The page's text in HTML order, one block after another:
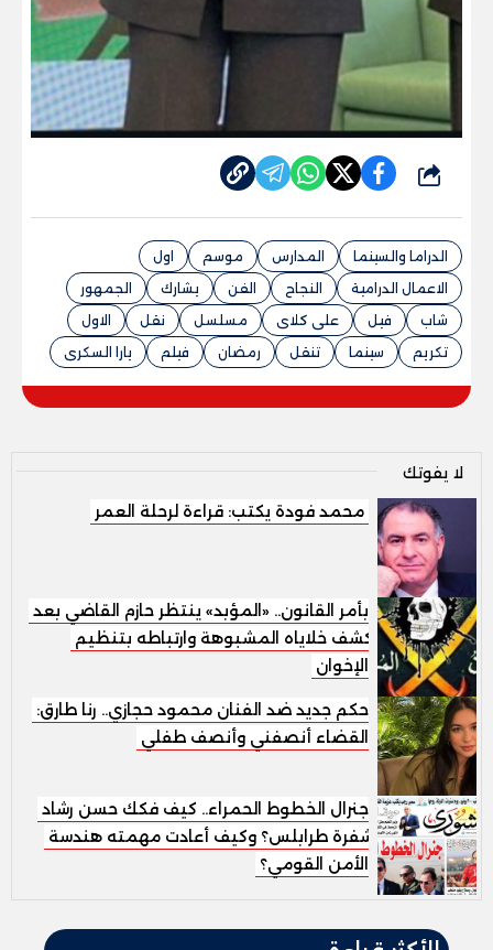
شارك
الدراما والسينما المدارس موسم
اول
الاعمال الدرامية
النجاح الفن يشارك
الجمهور
شاب
فيل على كلاى مسلسل نقل
الاول
تكريم
سينما تنقل رمضان فيلم يارا السكرى
لا يفوتك
محمد فودة يكتب: قراءة لرحلة العمر
بأمر القانون.. «المؤبد» ينتظر حازم القاضي بعد
كشف خلاياه المشبوهة وارتباطه بتنظيم
الإخوان
حكم جديد ضد الفنان محمود حجازي.. رنا طارق:
القضاء أنصفني وأنصف طفلي
جنرال الخطوط الحمراء.. كيف فكك حسن رشاد
شفرة طرابلس؟ وكيف أعادت مهمته هندسة
الأمن القومي؟